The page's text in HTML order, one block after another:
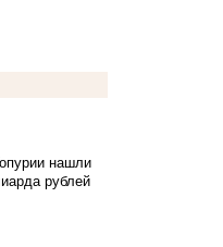
нашли
рублей